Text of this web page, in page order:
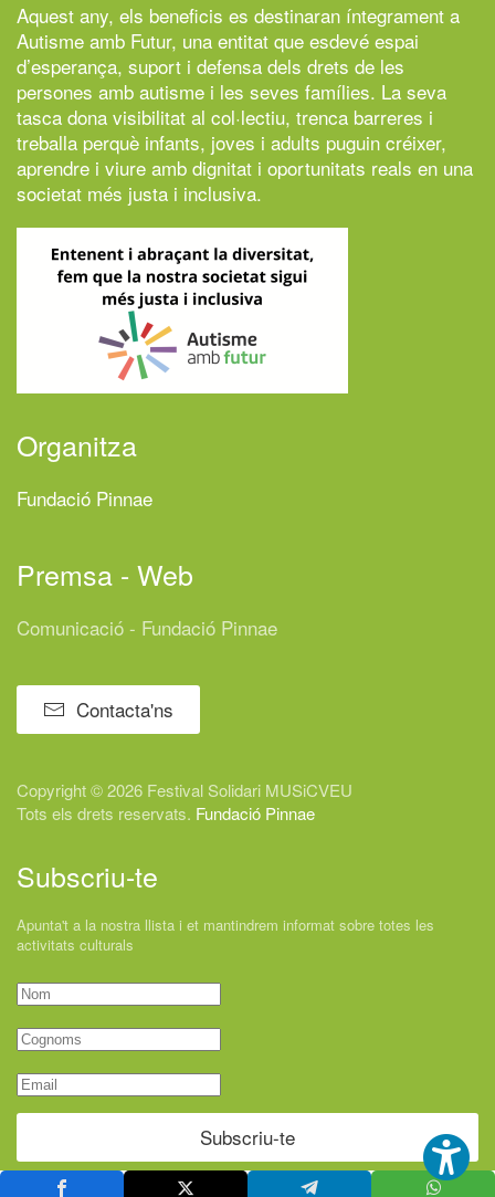
Aquest any, els beneficis es destinaran íntegrament a
Autisme amb Futur, una entitat que esdevé espai
d’esperança, suport i defensa dels drets de les
persones amb autisme i les seves famílies. La seva
tasca dona visibilitat al col·lectiu, trenca barreres i
treballa perquè infants, joves i adults puguin créixer,
aprendre i viure amb dignitat i oportunitats reals en una
societat més justa i inclusiva.
Organitza
Fundació Pinnae
Premsa - Web
Comunicació - Fundació Pinnae
Contacta'ns
Copyright © 2026 Festival Solidari MUSiCVEU
Tots els drets reservats. Fundació Pinnae
Subscriu-te
Apunta't a la nostra llista i et mantindrem informat sobre totes les
activitats culturals
Subscriu-te